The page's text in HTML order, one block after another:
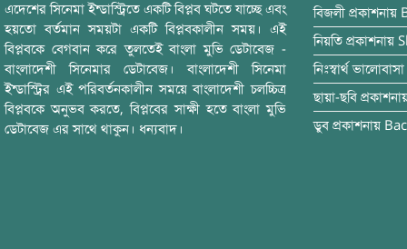
এদেশের সিনেমা ইন্ডাস্ট্রিতে একটি বিপ্লব ঘটতে যাচ্ছে এবং
হয়তো বর্তমান সময়টা একটি বিপ্লবকালীন সময়। এই
বিপ্লবকে বেগবান করে তুলতেই বাংলা মুভি ডেটাবেজ -
বাংলাদেশী সিনেমার ডেটাবেজ। বাংলাদেশী সিনেমা
ইন্ডাস্ট্রির এই পরিবর্তনকালীন সময়ে বাংলাদেশী চলচ্চিত্র
বিপ্লবকে অনুভব করতে, বিপ্লবের সাক্ষী হতে বাংলা মুভি
ডেটাবেজ এর সাথে থাকুন। ধন্যবাদ।
বিজলী প্রকাশনায়
নিয়তি প্রকাশনায়
নিঃস্বার্থ ভালোবাসা
ছায়া-ছবি
ডুব প্রকাশনায়